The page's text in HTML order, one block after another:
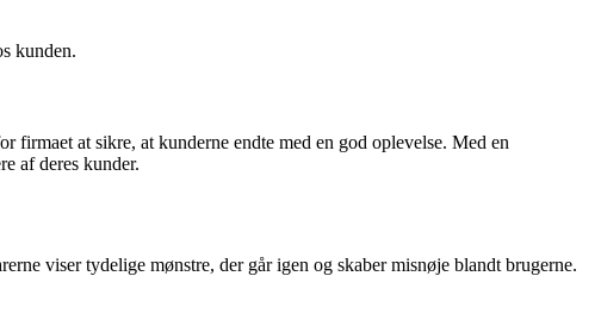
kunden.
at sikre, at kunderne endte med en god oplevelse. Med en
af deres kunder.
viser tydelige mønstre, der går igen og skaber misnøje blandt brugerne.